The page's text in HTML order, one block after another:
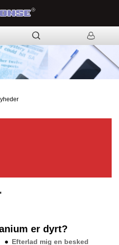
er dyrt?
● Efterlad mig en besked